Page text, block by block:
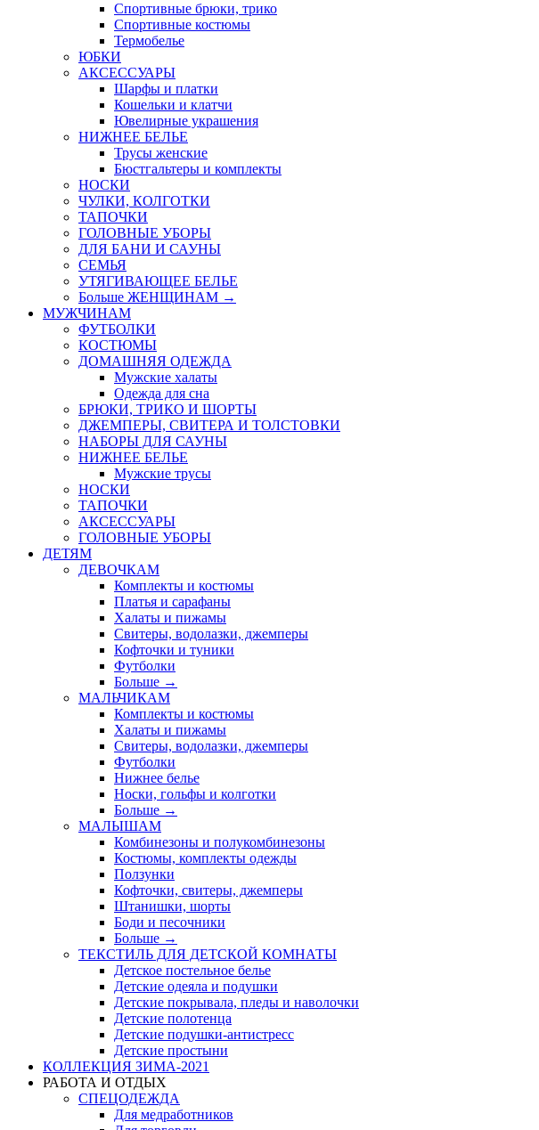
Спортивные брюки, трико
Спортивные костюмы
Термобелье
ЮБКИ
AКСЕССУАРЫ
Шарфы и платки
Кошельки и клатчи
Ювелирные украшения
НИЖНЕЕ БЕЛЬЕ
Трусы женские
Бюстгальтеры и комплекты
НОСКИ
ЧУЛКИ, КОЛГОТКИ
ТАПОЧКИ
ГОЛОВНЫЕ УБОРЫ
ДЛЯ БАНИ И САУНЫ
СЕМЬЯ
УТЯГИВАЮЩЕЕ БЕЛЬЕ
Больше ЖЕНЩИНАМ →
МУЖЧИНАМ
ФУТБОЛКИ
КОСТЮМЫ
ДОМАШНЯЯ ОДЕЖДА
Мужские халаты
Одежда для сна
БРЮКИ, ТРИКО И ШОРТЫ
ДЖЕМПЕРЫ, СВИТЕРА И ТОЛСТОВКИ
НАБОРЫ ДЛЯ САУНЫ
НИЖНЕЕ БЕЛЬЕ
Мужские трусы
НОСКИ
ТАПОЧКИ
АКСЕССУАРЫ
ГОЛОВНЫЕ УБОРЫ
ДЕТЯМ
ДЕВОЧКАМ
Комплекты и костюмы
Платья и сарафаны
Халаты и пижамы
Свитеры, водолазки, джемперы
Кофточки и туники
Футболки
Больше →
МАЛЬЧИКАМ
Комплекты и костюмы
Халаты и пижамы
Свитеры, водолазки, джемперы
Футболки
Нижнее белье
Носки, гольфы и колготки
Больше →
МАЛЫШАМ
Комбинезоны и полукомбинезоны
Костюмы, комплекты одежды
Ползунки
Кофточки, свитеры, джемперы
Штанишки, шорты
Боди и песочники
Больше →
ТЕКСТИЛЬ ДЛЯ ДЕТСКОЙ КОМНАТЫ
Детское постельное белье
Детские одеяла и подушки
Детские покрывала, пледы и наволочки
Детские полотенца
Детские подушки-антистресс
Детские простыни
КОЛЛЕКЦИЯ ЗИМА-2021
РАБОТА И ОТДЫХ
СПЕЦОДЕЖДА
Для медработников